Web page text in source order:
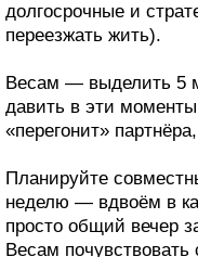
долгосрочные и
переезжать жить).
Весам — выделить 5
давить в эти
«перегонит»
Планируйте
неделю — вдвоём в
просто общий вечер
Весам